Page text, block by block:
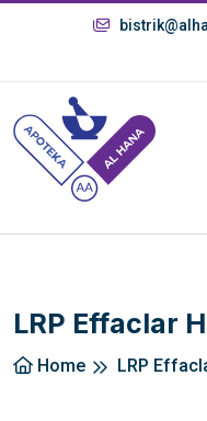
LRP Effaclar
Home LRP